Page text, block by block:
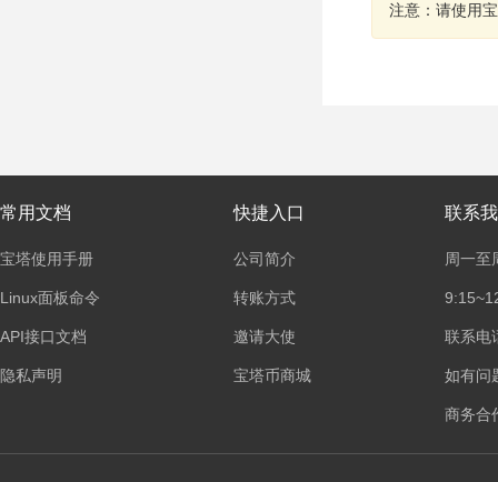
注意：请使用
常用文档
宝塔使用手册
Linux面板命令
API接口文档
隐私声明
快捷入口
公司简介
转账方式
邀请大使
宝塔币商城
联系
周一至
联系电
如有问
商务合